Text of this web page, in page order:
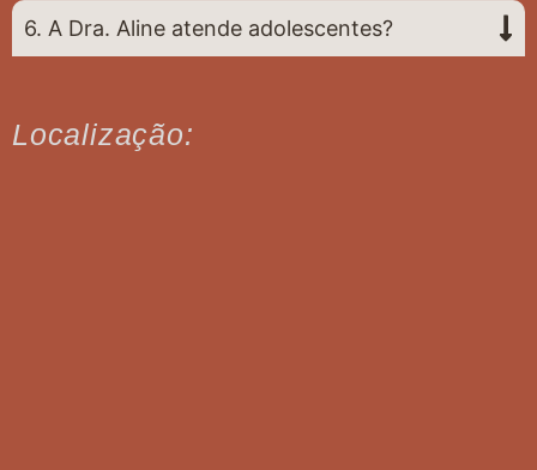
6. A Dra. Aline atende adolescentes?
Localização: